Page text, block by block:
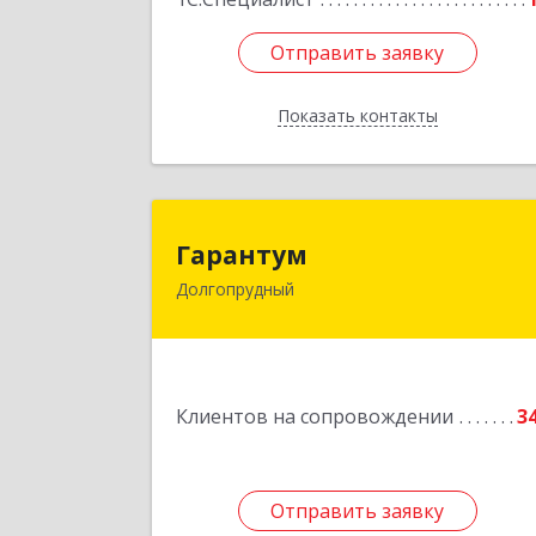
Отправить заявку
Показать контакты
Отправить заявку
Назад
Гарантум
Долгопрудный
Клиентов на сопровождении
Отправить заявку
Отправить заявку